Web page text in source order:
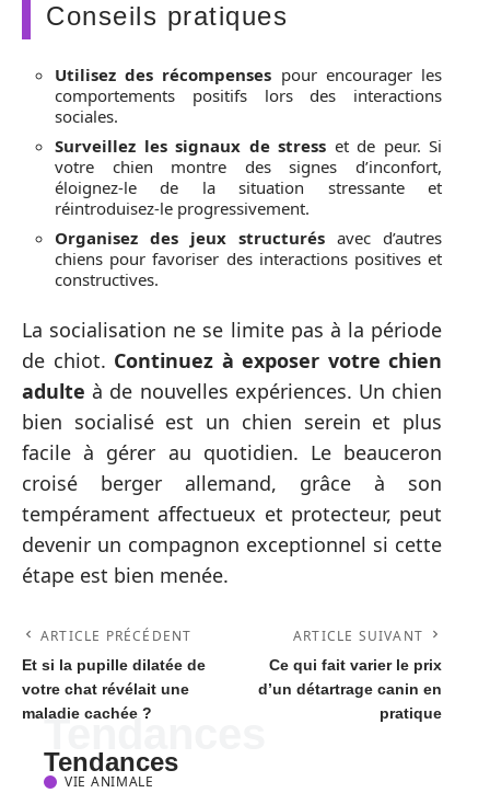
Conseils pratiques
Utilisez des récompenses pour encourager les
comportements positifs lors des interactions
sociales.
Surveillez les signaux de stress et de peur. Si
votre chien montre des signes d’inconfort,
éloignez-le de la situation stressante et
réintroduisez-le progressivement.
Organisez des jeux structurés avec d’autres
chiens pour favoriser des interactions positives et
constructives.
La socialisation ne se limite pas à la période
de chiot. Continuez à exposer votre chien
adulte à de nouvelles expériences. Un chien
bien socialisé est un chien serein et plus
facile à gérer au quotidien. Le beauceron
croisé berger allemand, grâce à son
tempérament affectueux et protecteur, peut
devenir un compagnon exceptionnel si cette
étape est bien menée.
ARTICLE PRÉCÉDENT
Et si la pupille dilatée de
votre chat révélait une
maladie cachée ?
ARTICLE SUIVANT
Ce qui fait varier le prix
d’un détartrage canin en
pratique
Tendances
Tendances
VIE ANIMALE